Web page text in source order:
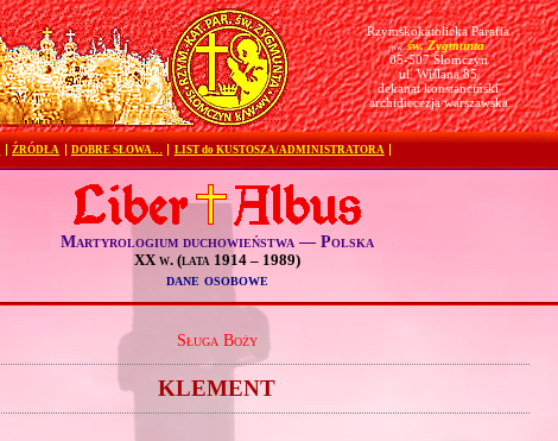
Rzymskokatolicka Parafia
pw.św. Zygmunta
05-507 Słomczyn
ul. Wiślana 85
dekanat konstanciński
archidiecezja warszawska
ŹRÓDŁA DOBRE SŁOWA… LIST do KUSTOSZA/ADMINISTRATORA
Martyrologium duchowieństwa — Polska
XX w. (lata 1914 – 1989)
dane osobowe
Sługa Boży
KLEMENT